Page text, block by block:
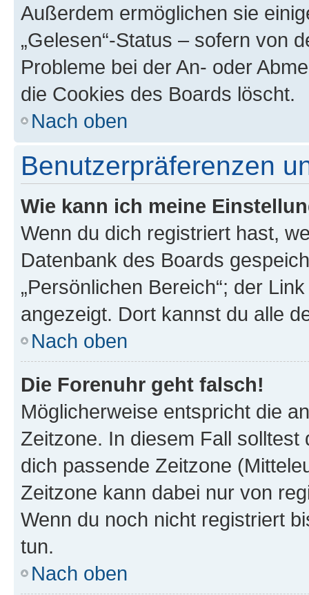
Außerdem ermöglichen sie
„Gelesen“-Status – sofern von
Probleme bei der An- oder
die Cookies des Boards löscht.
Nach oben
Benutzerpräferenzen
Wie kann ich meine
Wenn du dich registriert hast,
Datenbank des Boards
„Persönlichen Bereich“; der
angezeigt. Dort kannst du alle
Nach oben
Die Forenuhr geht falsch!
Möglicherweise entspricht die
Zeitzone. In diesem Fall solltest
dich passende Zeitzone
Zeitzone kann dabei nur von
Wenn du noch nicht registriert
tun.
Nach oben